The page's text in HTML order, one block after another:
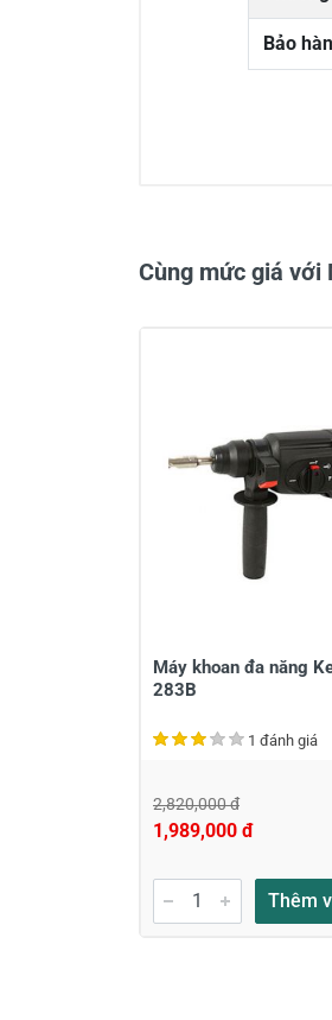
Bảo
Huỳnh
???
Trong
Cùng mức giá với
Máy khoan đa năng
283B
1 đánh giá
2,820,000 đ
1,989,000 đ
Thêm